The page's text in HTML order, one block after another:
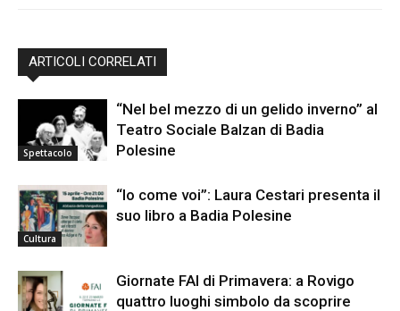
ARTICOLI CORRELATI
Spettacolo
“Nel bel mezzo di un gelido inverno” al
Teatro Sociale Balzan di Badia
Polesine
Cultura
“Io come voi”: Laura Cestari presenta il
suo libro a Badia Polesine
Giornate FAI di Primavera: a Rovigo
quattro luoghi simbolo da scoprire